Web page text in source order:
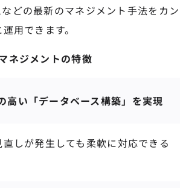
どの最新のマネジメント手法をカン
用できます。
ネジメントの特徴
高い「データベース構築」を実現
しが発生しても柔軟に対応できる